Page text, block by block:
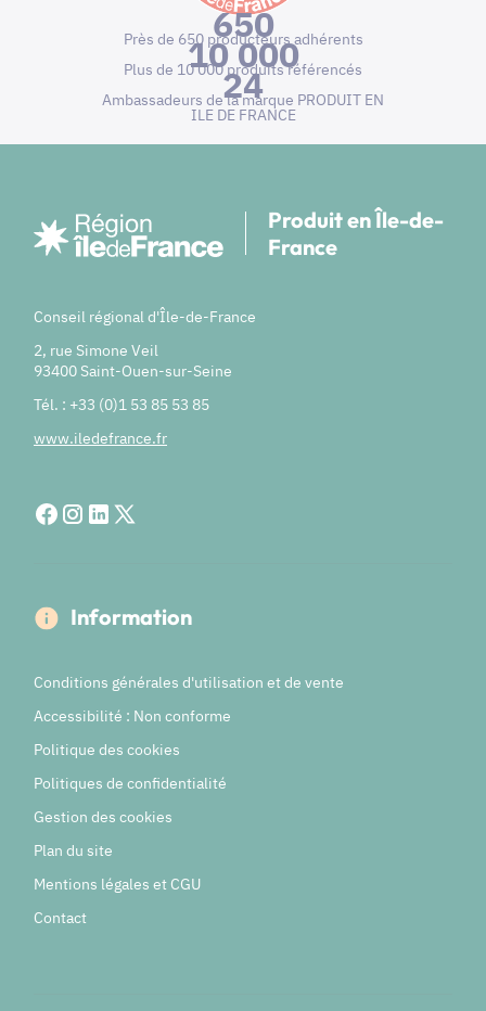
650
Près de 650 producteurs adhérents
10 000
Plus de 10 000 produits référencés
24
Ambassadeurs de la marque PRODUIT EN
ILE DE FRANCE
Produit en Île-de-
France
Conseil régional d'Île-de-France
2, rue Simone Veil
93400 Saint-Ouen-sur-Seine
Tél. : +33 (0)1 53 85 53 85
www.iledefrance.fr
Information
Conditions générales d'utilisation et de vente
Accessibilité : Non conforme
Politique des cookies
Politiques de confidentialité
Gestion des cookies
Plan du site
Mentions légales et CGU
Contact